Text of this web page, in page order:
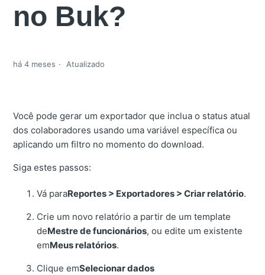
no Buk?
há 4 meses Atualizado
Você pode gerar um exportador que inclua o status atual
dos colaboradores usando uma variável específica ou
aplicando um filtro no momento do download.
Siga estes passos:
Vá paraReportes > Exportadores > Criar relatório.
Crie um novo relatório a partir de um template
deMestre de funcionários, ou edite um existente
emMeus relatórios.
Clique emSelecionar dados